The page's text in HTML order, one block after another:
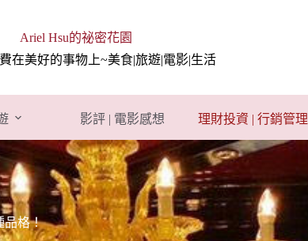
Ariel Hsu的祕密花園
在美好的事物上~美食|旅遊|電影|生活
影評 | 電影感想 理財投資 | 行銷管理
品格！